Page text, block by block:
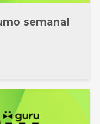
semanal